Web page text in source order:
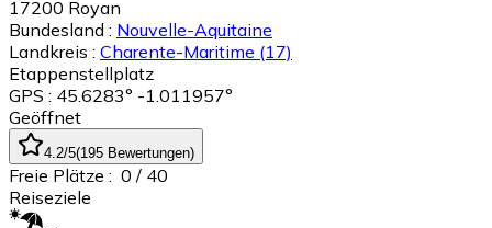
17200 Royan
Bundesland : Nouvelle-Aquitaine
Landkreis : Charente-Maritime (17)
Etappenstellplatz
GPS : 45.6283° -1.011957°
Geöffnet
4.2/5(195 Bewertungen)
Freie Plätze : 0 / 40
Reiseziele